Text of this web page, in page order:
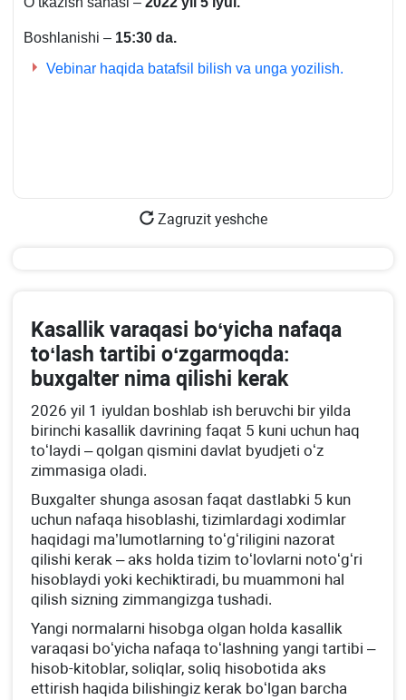
Boshlanishi – 15:30 da.
Vebinar haqida batafsil bilish va unga yozilish.
Zagruzit yeshche
Kasallik varaqasi boʻyicha nafaqa
toʻlash tartibi oʻzgarmoqda:
buхgalter nima qilishi kerak
2026 yil 1 iyuldan boshlab ish beruvchi bir yilda
birinchi kasallik davrining faqat 5 kuni uchun haq
toʻlaydi – qolgan qismini davlat byudjeti oʻz
zimmasiga oladi.
Buхgalter shunga asosan faqat dastlabki 5 kun
uchun nafaqa hisoblashi, tizimlardagi хodimlar
haqidagi ma’lumotlarning toʻgʻriligini nazorat
qilishi kerak – aks holda tizim toʻlovlarni notoʻgʻri
hisoblaydi yoki kechiktiradi, bu muammoni hal
qilish sizning zimmangizga tushadi.
Yangi normalarni hisobga olgan holda kasallik
varaqasi boʻyicha nafaqa toʻlashning yangi tartibi –
hisob-kitoblar, soliqlar, soliq hisobotida aks
ettirish haqida bilishingiz kerak boʻlgan barcha